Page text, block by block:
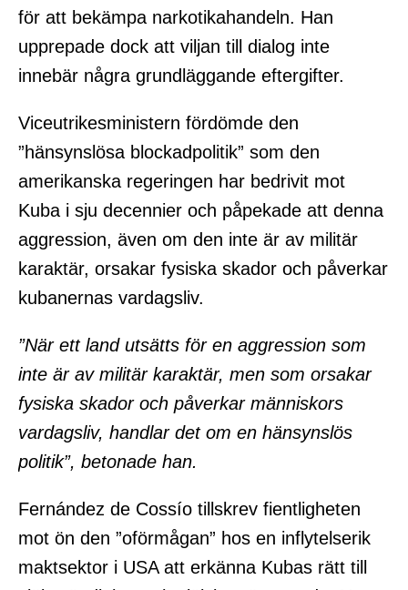
för att bekämpa narkotikahandeln. Han
upprepade dock att viljan till dialog inte
innebär några grundläggande eftergifter.
Viceutrikesministern fördömde den
”hänsynslösa blockadpolitik” som den
amerikanska regeringen har bedrivit mot
Kuba i sju decennier och påpekade att denna
aggression, även om den inte är av militär
karaktär, orsakar fysiska skador och påverkar
kubanernas vardagsliv.
”När ett land utsätts för en aggression som
inte är av militär karaktär, men som orsakar
fysiska skador och påverkar människors
vardagsliv, handlar det om en hänsynslös
politik”, betonade han.
Fernández de Cossío tillskrev fientligheten
mot ön den ”oförmågan” hos en inflytelserik
maktsektor i USA att erkänna Kubas rätt till